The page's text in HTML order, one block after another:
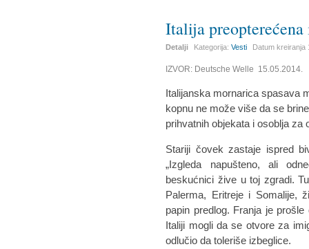
Italija
Detalji Kategorija:Vesti Datum kreiranja
IZVOR: Deutsche Welle 15.05.2014.
Italijanska mornarica spasava
kopnu ne može više da se
prihvatnih objekata i osoblja za
Stariji čovek zastaje ispred
„Izgleda napušteno, ali
beskućnici žive u toj zgradi.
Palerma, Eritreje i Somalije,
papin predlog. Franja je
Italiji mogli da se otvore za
odlučio da toleriše izbeglice.